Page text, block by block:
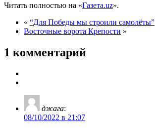
Читать полностью на «Газета.uz».
« “Для Победы мы строили самолёты”
Восточные ворота Крепости »
1 комментарий
джага:
08/10/2022 в 21:07